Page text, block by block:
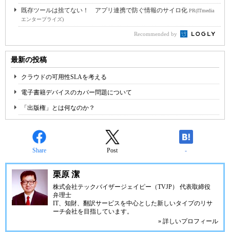
既存ツールは捨てない！ アプリ連携で防ぐ情報のサイロ化 PR(ITmedia
エンタープライズ)
Recommended by
最新の投稿
クラウドの可用性SLAを考える
電子書籍デバイスのカバー問題について
「出版権」とは何なのか？
Share Post -
栗原 潔
株式会社テックバイザージェイピー（TVJP） 代表取締役
弁理士
IT、知財、翻訳サービスを中心とした新しいタイプのリサ
ーチ会社を目指しています。
» 詳しいプロフィール